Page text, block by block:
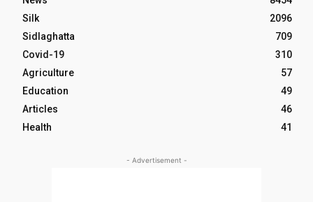
Silk
2096
Sidlaghatta
709
Covid-19
310
Agriculture
57
Education
49
Articles
46
Health
41
- Advertisement -